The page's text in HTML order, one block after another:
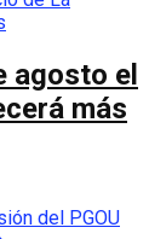
agosto el
más